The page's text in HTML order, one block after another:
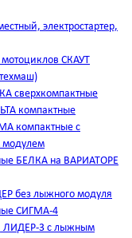
электростартер,
СКАУТ
сверхкомпактные
компактные
компактные с
БЕЛКА на ВАРИАТОРЕ
без лыжного модуля
СИГМА-4
ЛИДЕР-3 c лыжным